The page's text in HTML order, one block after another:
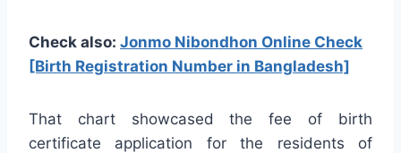
Check also: Jonmo Nibondhon Online Check
[Birth Registration Number in Bangladesh]
That chart showcased the fee of birth
certificate application for the residents of